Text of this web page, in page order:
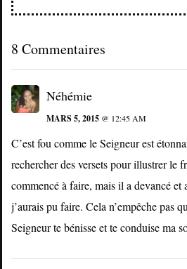
8 Commentaires
Néhémie
MARS 5, 2015 @ 12:45 AM
C’est fou comme le Seigneur est
rechercher des versets pour illustrer le
commencé à faire, mais il a devancé et
j’aurais pu faire. Cela n’empêche pas
Seigneur te bénisse et te conduise ma